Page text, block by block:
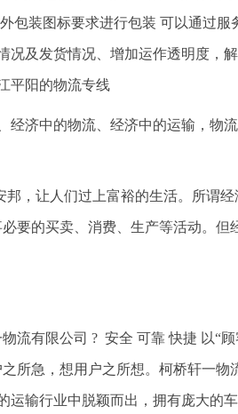
包装图标要求进行包装 可以通过服
及发货情况、增加运作透明度，解
平阳的物流专线
经济中的物流、经济中的运输，物
，让人们过上富裕的生活。所谓
要的买卖、消费、生产等活动。但
流有限公司 ? 安全 可靠 快捷 以“
所急，想用户之所想。柯桥轩一物
运输行业中脱颖而出，拥有庞大的